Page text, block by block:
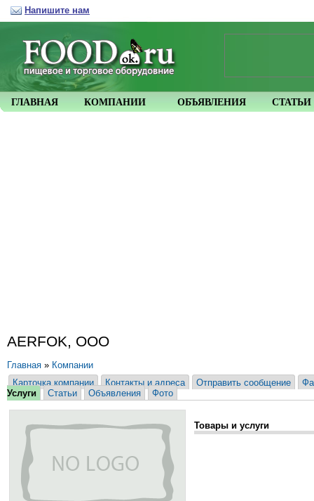
AERFOK, ООО
Главная » Компании
Карточка компании
Контакты и адреса Отправить сообщение
Услуги
Статьи Объявления Фото
Товары и услуги
ГЛАВНАЯ КОМПАНИИ ОБЪЯВЛЕНИЯ СТАТЬИ
Напишите нам